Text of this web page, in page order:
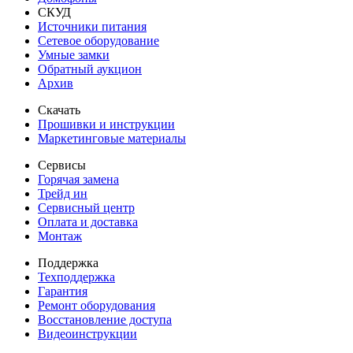
СКУД
Источники питания
Сетевое оборудование
Умные замки
Обратный аукцион
Архив
Скачать
Прошивки и инструкции
Маркетинговые материалы
Сервисы
Горячая замена
Трейд ин
Сервисный центр
Оплата и доставка
Монтаж
Поддержка
Техподдержка
Гарантия
Ремонт оборудования
Восстановление доступа
Видеоинструкции